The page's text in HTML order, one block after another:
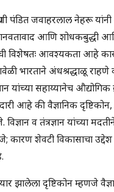
पंडित जवाहरलाल नेहरू
मानवतावाद आणि शोधकबुद्धी
विशेषतः आवश्यकता आहे
अंधश्रद्धाळू राहणे व
यांच्या सहाय्यानेच औद्योगिक
आहे की वैज्ञानिक
व तंत्रज्ञान यांच्या
कारण शेवटी विकासाचा
झालेला दृष्टिकोन म्हणजे